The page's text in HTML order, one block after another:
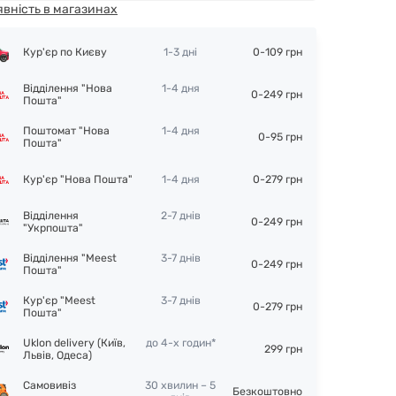
в магазинах
Кур'єр по Києву 1-3 дні 0-109 грн
Відділення "Нова
Пошта"
1-4 дня 0-249 грн
Поштомат "Нова
Пошта"
1-4 дня 0-95 грн
Кур'єр "Нова Пошта" 1-4 дня 0-279 грн
Відділення
"Укрпошта"
2-7 днів 0-249 грн
Відділення "Meest
Пошта"
3-7 днів 0-249 грн
Кур'єр "Meest
Пошта"
3-7 днів 0-279 грн
Uklon delivery (Київ,
Львів, Одеса)
до 4-х годин* 299 грн
Самовивіз
30 хвилин – 5
Безкоштовно